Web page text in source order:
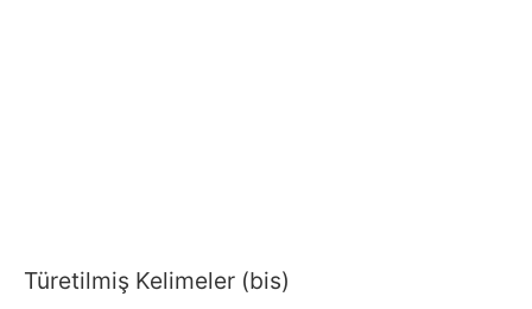
Türetilmiş Kelimeler (bis)